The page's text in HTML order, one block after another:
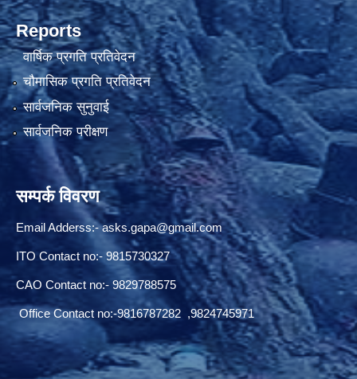
Reports
वार्षिक प्रगति प्रतिवेदन
चौमासिक प्रगति प्रतिवेदन
सार्वजनिक सुनुवाई
सार्वजनिक परीक्षण
सम्पर्क विवरण
Email Adderss:-asks.gapa@gmail.com
ITO Contact no:- 9815730327
CAO Contact no:- 9829788575
Office Contact no:-9816787282 ,9824745971